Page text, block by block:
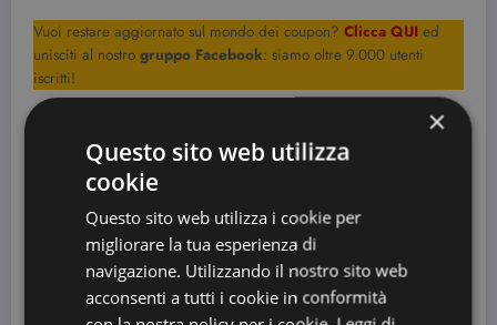
Vuoi restare aggiornato sul mondo dei coupon? Clicca QUI ed
unisciti al nostro gruppo Facebook: siamo oltre 9.000 utenti
iscritti!
Ottieni altri buoni sconto per la spesa, iscrivendoti gratis a questi siti:
Nome
Panel:
Link
Toluna
Clicca
Amazon, Denaro
Centro di
Opinione
Clicca
Paypal, Amazon, altri
Club
×
Questo sito web utilizza
cookie
Questo sito web utilizza i cookie per
migliorare la tua esperienza di
navigazione. Utilizzando il nostro sito web
acconsenti a tutti i cookie in conformità